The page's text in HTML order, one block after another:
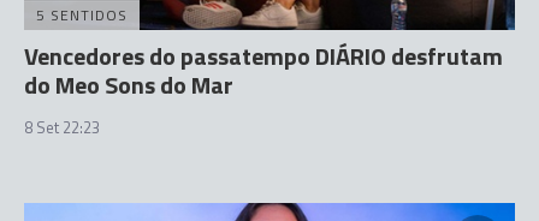
5 SENTIDOS
Vencedores do passatempo DIÁRIO desfrutam
do Meo Sons do Mar
8 Set 22:23